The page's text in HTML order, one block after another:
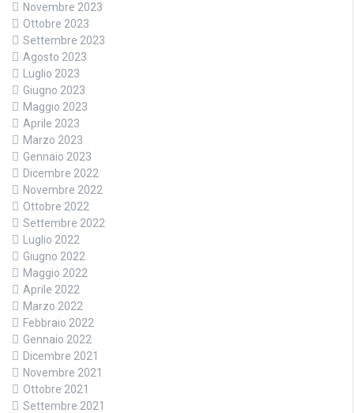
Novembre 2023
Ottobre 2023
Settembre 2023
Agosto 2023
Luglio 2023
Giugno 2023
Maggio 2023
Aprile 2023
Marzo 2023
Gennaio 2023
Dicembre 2022
Novembre 2022
Ottobre 2022
Settembre 2022
Luglio 2022
Giugno 2022
Maggio 2022
Aprile 2022
Marzo 2022
Febbraio 2022
Gennaio 2022
Dicembre 2021
Novembre 2021
Ottobre 2021
Settembre 2021